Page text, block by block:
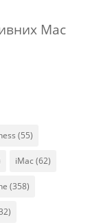
Mac
(55)
iMac (62)
(358)